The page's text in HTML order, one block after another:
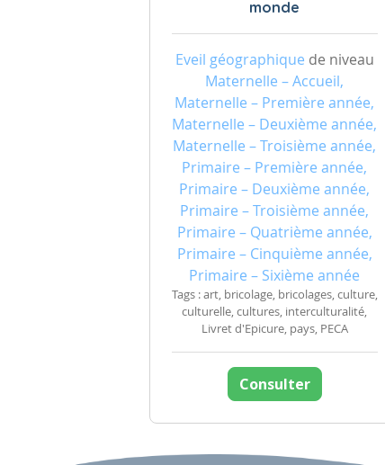
monde
Eveil géographique de niveau
Maternelle – Accueil,
Maternelle – Première année,
Maternelle – Deuxième année,
Maternelle – Troisième année,
Primaire – Première année,
Primaire – Deuxième année,
Primaire – Troisième année,
Primaire – Quatrième année,
Primaire – Cinquième année,
Primaire – Sixième année
Tags : art, bricolage, bricolages, culture,
culturelle, cultures, interculturalité,
Livret d'Epicure, pays, PECA
Consulter